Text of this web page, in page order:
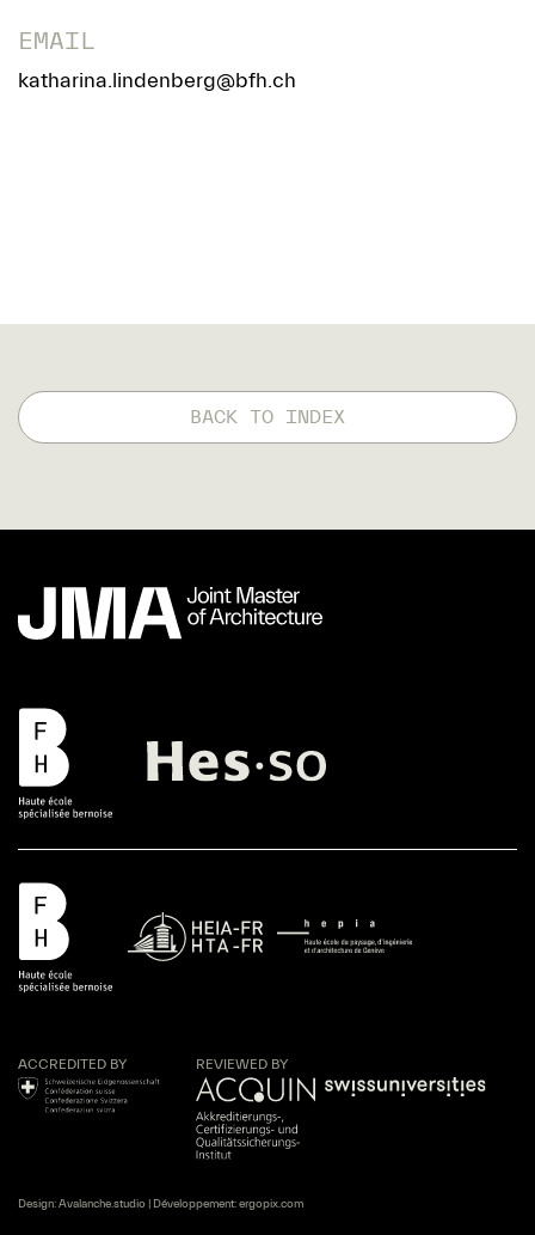
EMAIL
katharina.lindenberg@bfh.ch
BACK TO INDEX
ACCREDITED BY REVIEWED BY
Design:Avalanche.studio | Développement:ergopix.com